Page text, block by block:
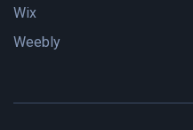
Wix
Weebly